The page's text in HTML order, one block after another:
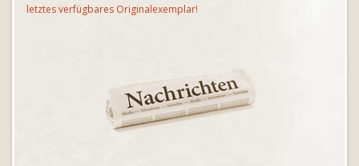
letztes verfügbares Originalexemplar!